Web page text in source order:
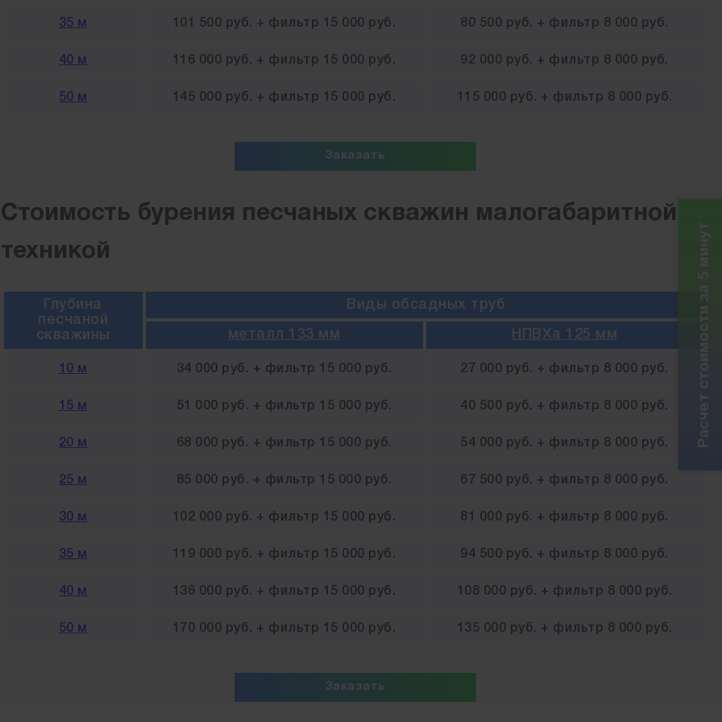
35 м 101 500 руб. + фильтр 15 000 руб. 80 500 руб. + фильтр 8 000 руб.
40 м 116 000 руб. + фильтр 15 000 руб. 92 000 руб. + фильтр 8 000 руб.
50 м 145 000 руб. + фильтр 15 000 руб. 115 000 руб. + фильтр 8 000 руб.
Заказать
Стоимость бурения песчаных скважин малогабаритной
техникой
Глубина
песчаной
скважины
Виды обсадных труб
металл 133 мм НПВХа 125 мм
10 м 34 000 руб. + фильтр 15 000 руб. 27 000 руб. + фильтр 8 000 руб.
15 м 51 000 руб. + фильтр 15 000 руб. 40 500 руб. + фильтр 8 000 руб.
20 м 68 000 руб. + фильтр 15 000 руб. 54 000 руб. + фильтр 8 000 руб.
25 м 85 000 руб. + фильтр 15 000 руб. 67 500 руб. + фильтр 8 000 руб.
30 м 102 000 руб. + фильтр 15 000 руб. 81 000 руб. + фильтр 8 000 руб.
35 м 119 000 руб. + фильтр 15 000 руб. 94 500 руб. + фильтр 8 000 руб.
40 м 136 000 руб. + фильтр 15 000 руб. 108 000 руб. + фильтр 8 000 руб.
50 м 170 000 руб. + фильтр 15 000 руб. 135 000 руб. + фильтр 8 000 руб.
Заказать
Расчет стоимости за 5 минут